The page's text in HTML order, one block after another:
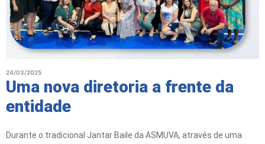
24/03/2025
Uma nova diretoria a frente da
entidade
Durante o tradicional Jantar Baile da ASMUVA, através de uma